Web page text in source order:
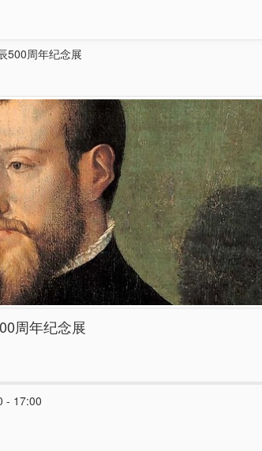
500周年纪念展
周年纪念展
- 17:00